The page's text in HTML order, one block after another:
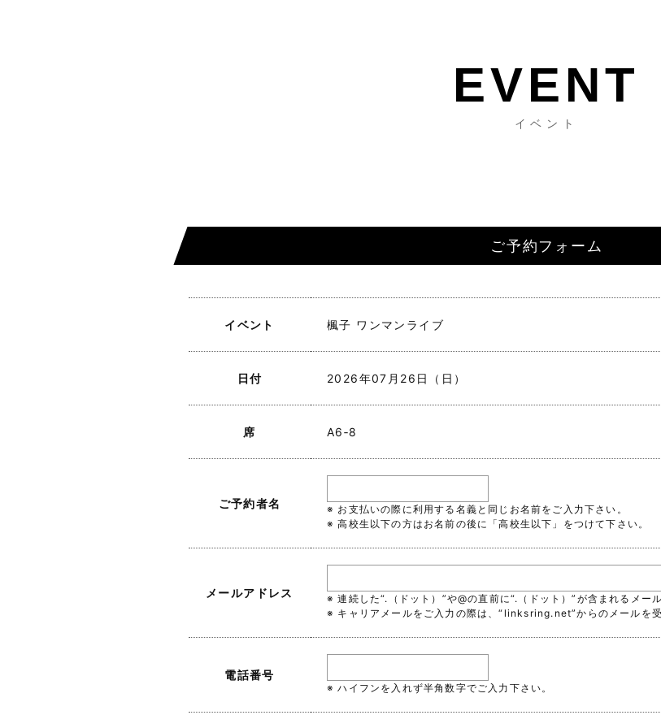
イベント
ご予約フォーム
イベント 楓子 ワンマンライブ
日付 2026年07月26日（日）
席 A6‐8
ご予約者名
※ お支払いの際に利用する名義と同じお名前をご入力下さい。
※ 高校生以下の方はお名前の後に「高校生以下」をつけて下さい。
メールアドレス
※ 連続した“.（ドット）”や@の直前に“.（ドット）”が含まれるメー
※ キャリアメールをご入力の際は、“linksring.net”からのメールを
電話番号
※ ハイフンを入れず半角数字でご入力下さい。